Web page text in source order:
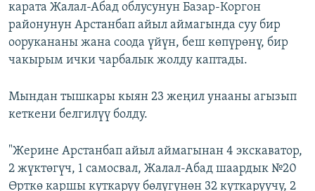
карата Жалал-Абад облусунун Базар-Коргон
районунун Арстанбап айыл аймагында суу бир
оорукананы жана соода үйүн, беш көпүрөнү, бир
чакырым ички чарбалык жолду каптады.
Мындан тышкары кыян 23 жеңил унааны агызып
кеткени белгилүү болду.
"Жерине Арстанбап айыл аймагынан 4 экскаватор,
2 жүктөгүч, 1 самосвал, Жалал-Абад шаардык №20
Өрткө каршы куткаруу бөлүгүнөн 32 куткаруучу, 2